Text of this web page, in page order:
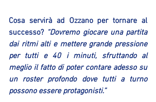
Cosa servirà ad Ozzano per tornare al
successo? “Dovremo giocare una partita
dai ritmi alti e mettere grande pressione
per tutti e 40 i minuti, sfruttando al
meglio il fatto di poter contare adesso su
un roster profondo dove tutti a turno
possono essere protagonisti.”